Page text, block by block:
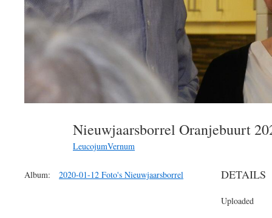
Nieuwjaarsborrel Oranjebuurt
LeucojumVernum
Album: 2020-01-12 Foto's Nieuwjaarsborrel DETAILS
Uploaded